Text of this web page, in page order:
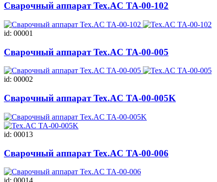
Сварочный аппарат Tex.AC ТА-00-102
id: 00001
Сварочный аппарат Tex.AC TA-00-005
id: 00002
Сварочный аппарат Tex.AC TA-00-005K
id: 00013
Сварочный аппарат Tex.AC ТА-00-006